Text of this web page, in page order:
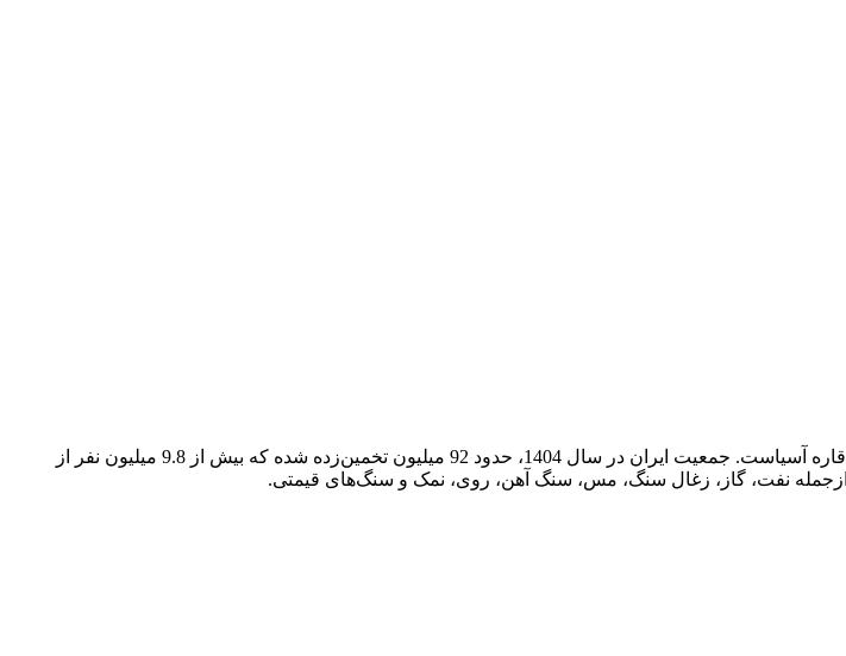
ایران با مساحت ۱٫۶۴۸ میلیون کیلومتر مربع، هفدهمین کشور بزرگ جهان و ششمین کشور بزرگ قاره آسیاست. جمعیت ایران در سال 1404، حدود 92 میلیون تخمین‌زده شده که بیش از 9.8 میلیون نفر از
ازجمله نفت، گاز، زغال سنگ، مس، سنگ آهن، روی، نمک و سنگ‌های قیمتی.